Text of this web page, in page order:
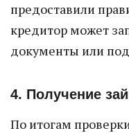
предоставили
кредитор может
документы или
4. Получение
По итогам